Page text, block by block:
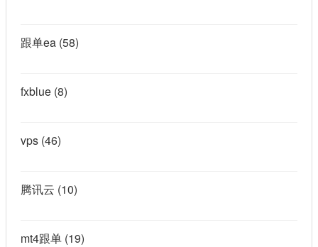
跟单ea (58)
fxblue (8)
vps (46)
腾讯云 (10)
mt4跟单 (19)